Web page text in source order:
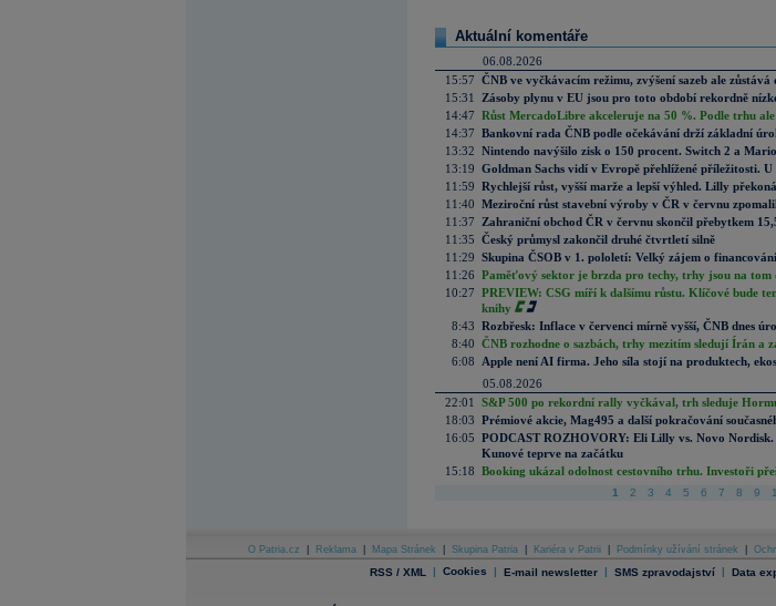
Aktuální komentáře
06.08.2026
15:57 ČNB ve vyčkávacím režimu, zvýšení sazeb ale zůstává
15:31
Zásoby plynu v EU jsou pro toto období rekordně
14:47 Růst MercadoLibre akceleruje na 50 %. Podle trhu
14:37 Bankovní rada ČNB podle očekávání drží základní
13:32 Nintendo navýšilo zisk o 150 procent. Switch 2 a
13:19 Goldman Sachs vidí v Evropě přehlížené příležitosti.
11:59 Rychlejší růst, vyšší marže a lepší výhled. Lilly
11:40 Meziroční růst stavební výroby v ČR v červnu
11:37
Zahraniční obchod ČR v červnu skončil přebytkem
11:35 Český průmysl zakončil druhé čtvrtletí silně
11:29 Skupina ČSOB v 1. pololetí: Velký zájem o
11:26 Paměťový sektor je brzda pro techy, trhy jsou na tom
10:27 PREVIEW: CSG míří k dalšímu růstu. Klíčové bude
knihy
8:43 Rozbřesk: Inflace v červenci mírně vyšší, ČNB dnes
8:40 ČNB rozhodne o sazbách, trhy mezitím sledují Írán a
6:08
Apple není AI firma. Jeho síla stojí na produktech,
05.08.2026
22:01
S&P 500 po rekordní rally vyčkával, trh sleduje
18:03 Prémiové akcie, Mag495 a další pokračování
16:05 PODCAST ROZHOVORY: Eli Lilly vs. Novo Nordisk.
Kunové teprve na začátku
15:18 Booking ukázal odolnost cestovního trhu. Investoři
1 2 3 4 5 6 7 8 9
O Patria.cz Reklama Mapa Stránek Skupina Patria Kariéra v Patrii Podmínky užívání stránek
RSS / XML | Cookies | E-mail newsletter | SMS zpravodajství | Data